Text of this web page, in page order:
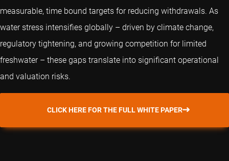
measurable, time bound targets for reducing withdrawals. As
water stress intensifies globally – driven by climate change,
regulatory tightening, and growing competition for limited
freshwater – these gaps translate into significant operational
and valuation risks.
CLICK HERE FOR THE FULL WHITE PAPER